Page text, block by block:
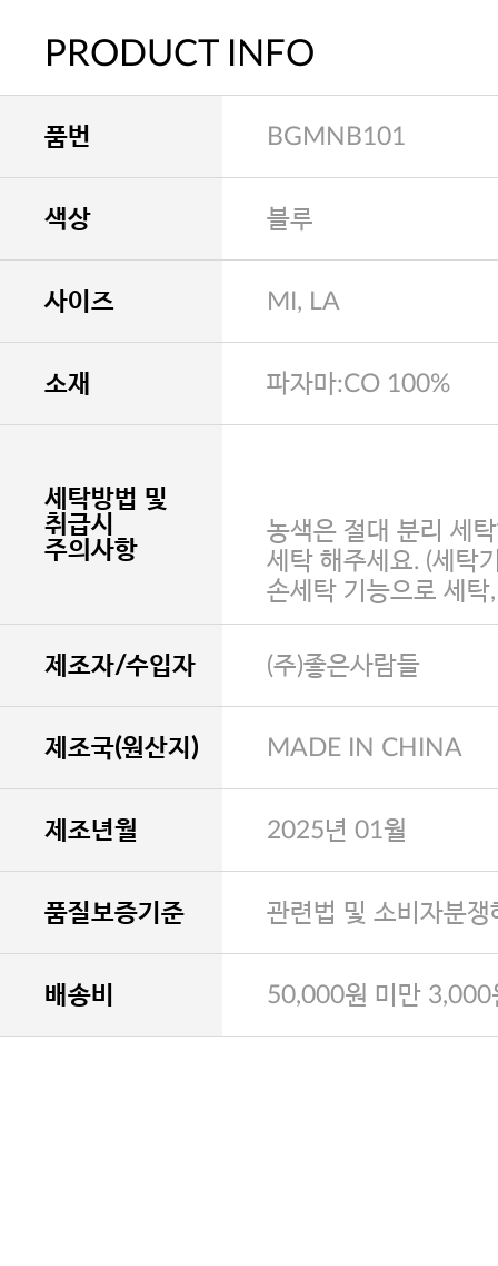
PRODUCT INFO
품번 BGMNB101
색상 블루
사이즈 MI, LA
소재 파자마:CO 100%
세탁방법 및
취급시
주의사항
농색은 절대 분리 세
세탁 해주세요. (세탁
손세탁 기능으로 세탁
제조자/수입자 (주)좋은사람들
제조국(원산지) MADE IN CHINA
제조년월 2025년 01월
품질보증기준 관련법 및 소비자분
배송비 50,000원 미만 3,000